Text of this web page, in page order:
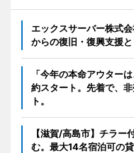
エックスサーバー株式
からの復旧・復興支援
「今年の本命アウター
約スタート。先着で、
ト。
【滋賀/高島市】チラー
む。最大14名宿泊可の